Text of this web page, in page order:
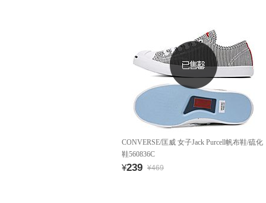
CONVERSE/匡威 女子Jack Purcell帆布鞋/硫化
鞋560836C
¥239 ¥469